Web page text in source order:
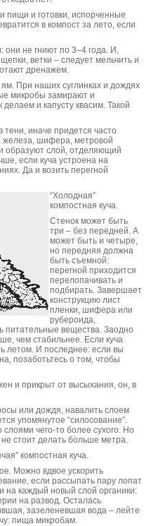
пищи и готовки, испорченные
в компост за лето, если
они не гниют по 3–4 года. И,
ветки – следует мельчить и
дренажем.
ям. При наших суглинках и дождях
микробы замирают и
и капусту квасим. Такой
иначе придется часто
железа, шифера, метровой
образуют слой, отделяющий
если куча устроена на
Да и возить перегной
“Холодная”
компостная куча.
Стенок может быть
три – без передней. А
может быть и четыре,
но передняя должна
быть съемной:
перегной приходится
перелопачивать и
подбирать. Завершает
конструкцию лист
пленки, шифера или
рубероида,
вещества. Заодно
чем стабильнее. Если куча
летом. И последнее: если вы
позаботьтесь о том, чтобы
и прикрыт от высыхания, он, в
или дождя, навалить слоем
упомянутое “силосование”.
чего-то более сухого. Но
стоит делать больше метра.
компостная куча.
Можно вдвое ускорить
если рассыпать пару лопат
на каждый новый слой органики:
на развод. Осталась
зазеленевшая вода – лейте
пища микробам.